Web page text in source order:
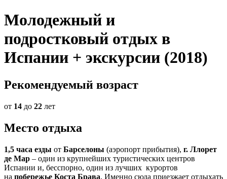
Молодежный и
подростковый отдых в
Испании + экскурсии (2018)
Рекомендуемый возраст
от 14 до 22 лет
Место отдыха
1,5 часа езды от Барселоны (аэропорт прибытия), г. Ллорет
де Мар – один из крупнейших туристических центров
Испании и, бесспорно, один из лучших курортов
на побережье Коста Брава. Именно сюда приезжает отдыхать